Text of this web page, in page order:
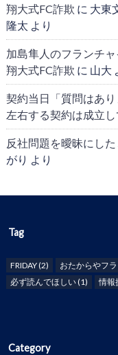
翔大式FC詐欺 に 大東
隆太 より
加島隼人のフランチ
翔大式FC詐欺 に 山大
契約当日「質問はあ
左右する契約は成立
反社問題を曖昧にし
がり より
Tag
FRIDAY(2) おたからやフ
必ず読んでほしい(1) 情報
Category